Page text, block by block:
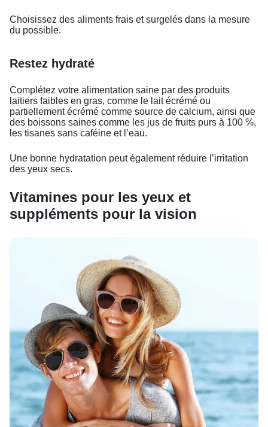
Choisissez des aliments frais et surgelés dans la mesure
du possible.
Restez hydraté
Complétez votre alimentation saine par des produits
laitiers faibles en gras, comme le lait écrémé ou
partiellement écrémé comme source de calcium, ainsi que
des boissons saines comme les jus de fruits purs à 100 %,
les tisanes sans caféine et l’eau.
Une bonne hydratation peut également réduire l’irritation
des yeux secs.
Vitamines pour les yeux et
suppléments pour la vision